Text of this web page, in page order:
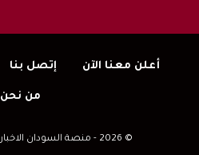
أعلن معنا الآن إتصل بنا
من نحن
© 2026 - منصة السودان الاخبارية. الحقوق محفوظة.